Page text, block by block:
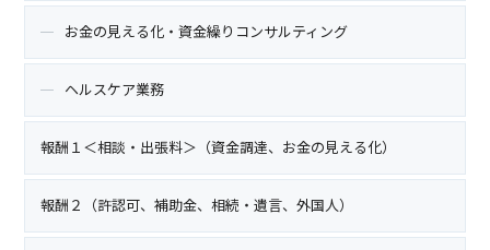
お金の見える化・資金繰りコンサルティング
ヘルスケア業務
報酬１＜相談・出張料＞（資金調達、お金の見える化）
報酬２（許認可、補助金、相続・遺言、外国人）